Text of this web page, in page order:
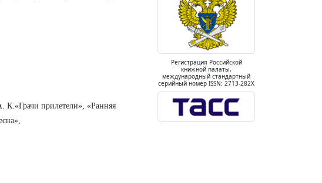
прилетели», «Ранняя
Регистрация Российской
книжной палаты,
международный стандартный
серийный номер ISSN: 2713-282X